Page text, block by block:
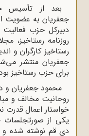
بعد از تأسیس
جعفریان به عضویت
دبیرکل حزب
روزنامه رستاخیز،
رستاخیز کارگران و
جعفریان منتشر
برای حزب رستاخیز
محمود جعفریان و
روحانیت مخالف و
خواستار اعمال
دی قم نوشته شده و